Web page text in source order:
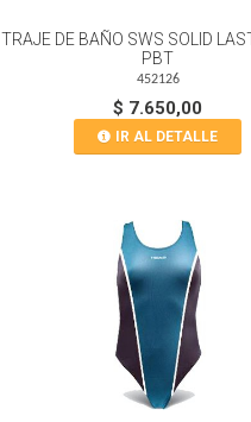
TRAJE DE BAÑO SWS SOLID
PBT
452126
$ 7.650,00
IR AL DETALLE